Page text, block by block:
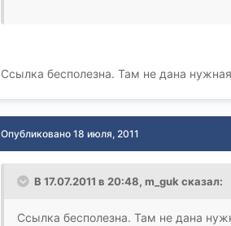
Ссылка бесполезна. Там не дана
Опубликовано 18 июля, 2011
В 17.07.2011 в 20:48, m_guk сказал:
Ссылка бесполезна. Там не дана